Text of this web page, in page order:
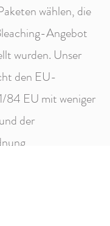
wählen, die
Angebot
wurden. Unser
den EU-
84 EU mit weniger
der